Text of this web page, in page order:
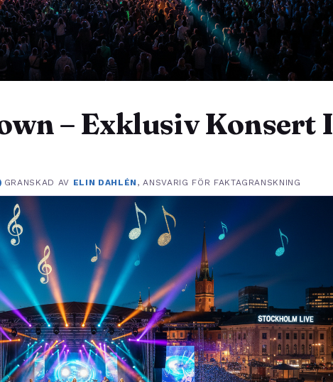
– Exklusiv Konsert I
GRANSKAD AV ELIN DAHLÉN , ANSVARIG FÖR FAKTAGRANSKNING